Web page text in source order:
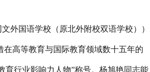
外国语学校（原北外附校双语学校））
高等教育与国际教育领域数十五年的
育行业影响力人物”称号。杨旭艳同志能